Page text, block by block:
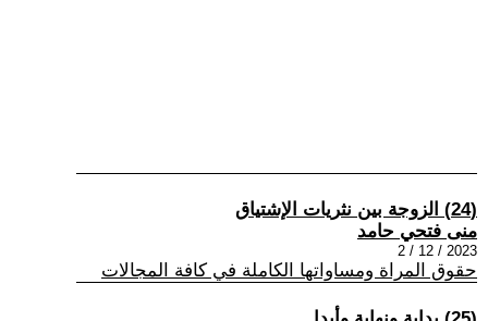
(24) الزوجة بين نثريات الإشتياق
منى فتحي حامد
2023 / 12 / 2
حقوق المراة ومساواتها الكاملة في كافة المجالات